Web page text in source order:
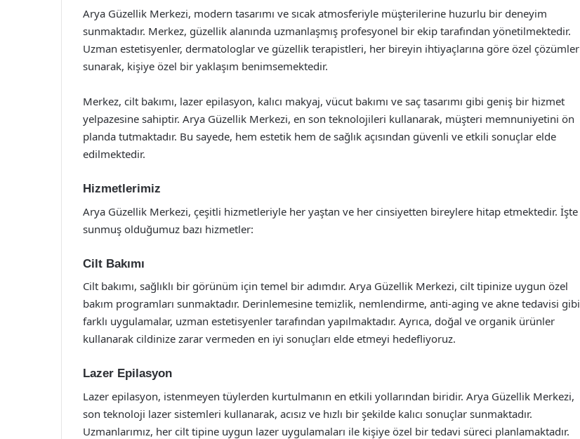
Arya Güzellik Merkezi, modern tasarımı ve sıcak atmosferiyle müşterilerine huzurlu bir deneyim
sunmaktadır. Merkez, güzellik alanında uzmanlaşmış profesyonel bir ekip tarafından yönetilmektedir.
Uzman estetisyenler, dermatologlar ve güzellik terapistleri, her bireyin ihtiyaçlarına göre özel çözümler
sunarak, kişiye özel bir yaklaşım benimsemektedir.
Merkez, cilt bakımı, lazer epilasyon, kalıcı makyaj, vücut bakımı ve saç tasarımı gibi geniş bir hizmet
yelpazesine sahiptir. Arya Güzellik Merkezi, en son teknolojileri kullanarak, müşteri memnuniyetini ön
planda tutmaktadır. Bu sayede, hem estetik hem de sağlık açısından güvenli ve etkili sonuçlar elde
edilmektedir.
Hizmetlerimiz
Arya Güzellik Merkezi, çeşitli hizmetleriyle her yaştan ve her cinsiyetten bireylere hitap etmektedir. İşte
sunmuş olduğumuz bazı hizmetler:
Cilt Bakımı
Cilt bakımı, sağlıklı bir görünüm için temel bir adımdır. Arya Güzellik Merkezi, cilt tipinize uygun özel
bakım programları sunmaktadır. Derinlemesine temizlik, nemlendirme, anti-aging ve akne tedavisi gibi
farklı uygulamalar, uzman estetisyenler tarafından yapılmaktadır. Ayrıca, doğal ve organik ürünler
kullanarak cildinize zarar vermeden en iyi sonuçları elde etmeyi hedefliyoruz.
Lazer Epilasyon
Lazer epilasyon, istenmeyen tüylerden kurtulmanın en etkili yollarından biridir. Arya Güzellik Merkezi,
son teknoloji lazer sistemleri kullanarak, acısız ve hızlı bir şekilde kalıcı sonuçlar sunmaktadır.
Uzmanlarımız, her cilt tipine uygun lazer uygulamaları ile kişiye özel bir tedavi süreci planlamaktadır.